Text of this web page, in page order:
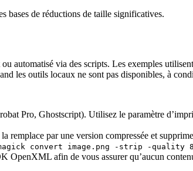
bases de réductions de taille significatives.
automatisé via des scripts. Les exemples
les outils locaux ne sont pas disponibles, à
Pro, Ghostscript). Utilisez le paramètre
par une version compressée et
convert image.png -strip -quality
afin de vous assurer qu’aucun